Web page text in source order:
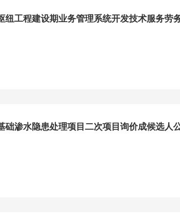
纽工程建设期业务管理系统开发技术服务劳
础渗水隐患处理项目二次项目询价成候选人